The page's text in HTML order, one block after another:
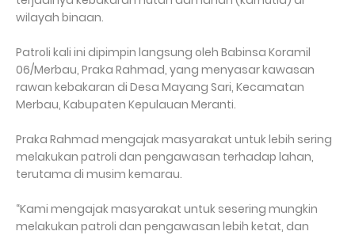
wilayah binaan.
Patroli kali ini dipimpin langsung oleh Babinsa Koramil
06/Merbau, Praka Rahmad, yang menyasar kawasan
rawan kebakaran di Desa Mayang Sari, Kecamatan
Merbau, Kabupaten Kepulauan Meranti.
Praka Rahmad mengajak masyarakat untuk lebih sering
melakukan patroli dan pengawasan terhadap lahan,
terutama di musim kemarau.
“Kami mengajak masyarakat untuk sesering mungkin
melakukan patroli dan pengawasan lebih ketat, dan